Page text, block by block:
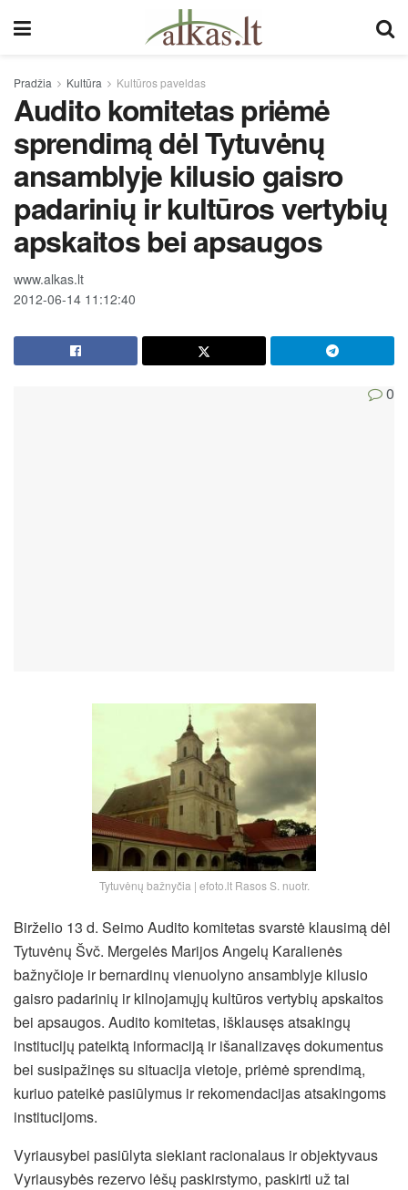
Pradžia Kultūra Kultūros paveldas
Audito komitetas priėmė
sprendimą dėl Tytuvėnų
ansamblyje kilusio gaisro
padarinių ir kultūros vertybių
apskaitos bei apsaugos
www.alkas.lt
2012-06-14 11:12:40
0
Tytuvėnų bažnyčia | efoto.lt Rasos S. nuotr.
Birželio 13 d. Seimo Audito komitetas svarstė klausimą dėl
Tytuvėnų Švč. Mergelės Marijos Angelų Karalienės
bažnyčioje ir bernardinų vienuolyno ansamblyje kilusio
gaisro padarinių ir kilnojamųjų kultūros vertybių apskaitos
bei apsaugos. Audito komitetas, išklausęs atsakingų
institucijų pateiktą informaciją ir išanalizavęs dokumentus
bei susipažinęs su situacija vietoje, priėmė sprendimą,
kuriuo pateikė pasiūlymus ir rekomendacijas atsakingoms
institucijoms.
Vyriausybei pasiūlyta siekiant racionalaus ir objektyvaus
Vyriausybės rezervo lėšų paskirstymo, paskirti už tai